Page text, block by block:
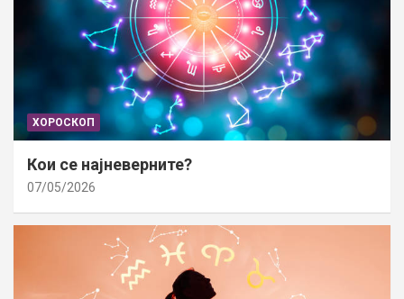
ХОРОСКОП
Кои се најневерните?
07/05/2026